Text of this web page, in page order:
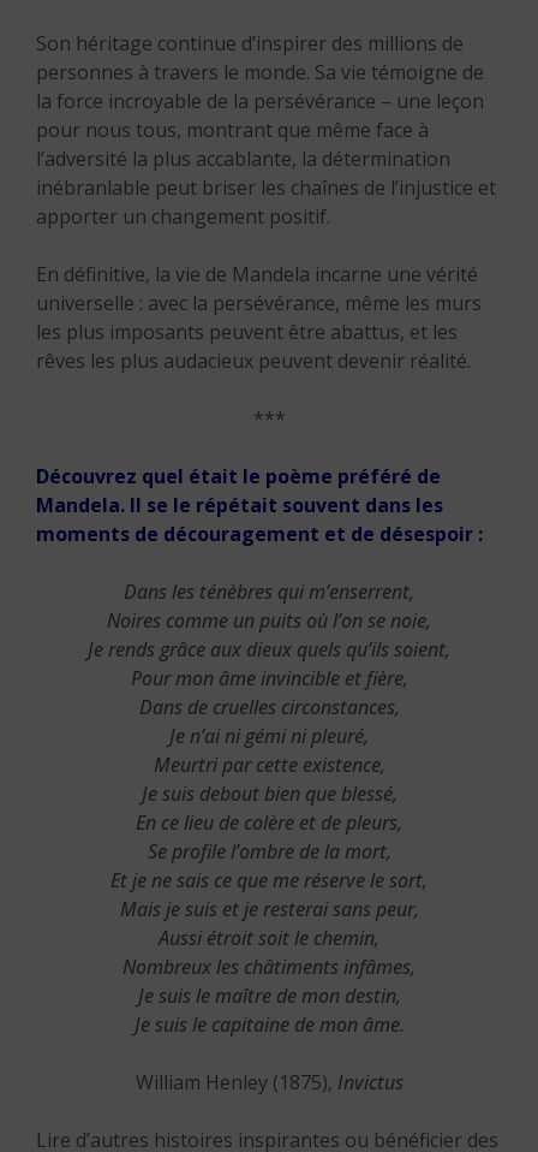
Son héritage continue d’inspirer des millions de
personnes à travers le monde. Sa vie témoigne de
la force incroyable de la persévérance – une leçon
pour nous tous, montrant que même face à
l’adversité la plus accablante, la détermination
inébranlable peut briser les chaînes de l’injustice et
apporter un changement positif.
En définitive, la vie de Mandela incarne une vérité
universelle : avec la persévérance, même les murs
les plus imposants peuvent être abattus, et les
rêves les plus audacieux peuvent devenir réalité.
***
Découvrez quel était le poème préféré de
Mandela. Il se le répétait souvent dans les
moments de découragement et de désespoir :
Dans les ténèbres qui m’enserrent,
Noires comme un puits où l’on se noie,
Je rends grâce aux dieux quels qu’ils soient,
Pour mon âme invincible et fière,
Dans de cruelles circonstances,
Je n’ai ni gémi ni pleuré,
Meurtri par cette existence,
Je suis debout bien que blessé,
En ce lieu de colère et de pleurs,
Se profile l’ombre de la mort,
Et je ne sais ce que me réserve le sort,
Mais je suis et je resterai sans peur,
Aussi étroit soit le chemin,
Nombreux les châtiments infâmes,
Je suis le maître de mon destin,
Je suis le capitaine de mon âme.
William Henley (1875), Invictus
Lire d’autres histoires inspirantes ou bénéficier des